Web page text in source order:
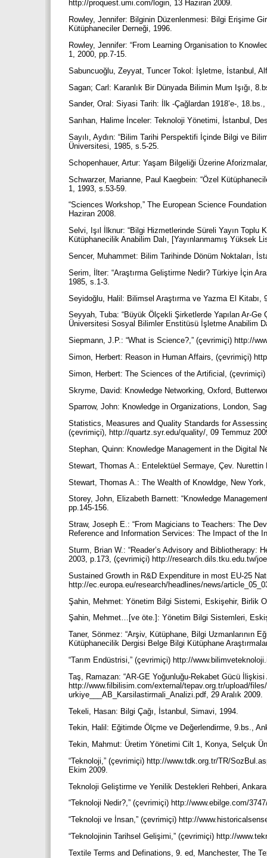
http://proquest.umi.com/login, 13 Haziran 2009.
Rowley, Jennifer: Bilginin Düzenlenmesi: Bilgi Erişime
Kütüphaneciler Derneği, 1996.
Rowley, Jennifer: “From Learning Organisation to
1, 2000, pp.7-15.
Sabuncuoğlu, Zeyyat, Tuncer Tokol: İşletme, İstanbul,
Sagan; Carl: Karanlık Bir Dünyada Bilimin Mum Işığı,
Sander, Oral: Siyasi Tarih: İlk -Çağlardan 1918’e-,
Sarıhan, Halime İnceler: Teknoloji Yönetimi, İstanbul,
Sayılı, Aydın: “Bilim Tarihi Perspektifi İçinde Bilgi ve
Üniversitesi, 1985, s.5-25.
Schopenhauer, Artur: Yaşam Bilgeliği Üzerine
Schwarzer, Marianne, Paul Kaegbein: “Özel
1, 1993, s.53-59.
“Sciences Workshop,” The European Science
Haziran 2008.
Selvi, Işıl İlknur: “Bilgi Hizmetlerinde Süreli Yayın
Kütüphanecilik Anabilim Dalı, [Yayınlanmamış Yüksek
Sencer, Muhammet: Bilim Tarihinde Dönüm Noktaları,
Serim, İlter: “Araştırma Geliştirme Nedir? Türkiye İçin
1985, s.1-3.
Seyidoğlu, Halil: Bilimsel Araştırma ve Yazma El
Seyyah, Tuba: “Büyük Ölçekli Şirketlerde Yapılan Ar-Ge
Üniversitesi Sosyal Bilimler Enstitüsü İşletme Anabilim
Siepmann, J.P.: “What is Science?,” (çevrimiçi) http://
Simon, Herbert: Reason in Human Affairs, (çevrimiçi)
Simon, Herbert: The Sciences of the Artificial,
Skryme, David: Knowledge Networking, Oxford,
Sparrow, John: Knowledge in Organizations, London,
Statistics, Measures and Quality Standards for
(çevrimiçi), http://quartz.syr.edu/quality/, 09 Temmuz
Stephan, Quinn: Knowledge Management in the Digital
Stewart, Thomas A.: Entelektüel Sermaye, Çev.
Stewart, Thomas A.: The Wealth of Knowldge, New
Storey, John, Elizabeth Barnett: “Knowledge
pp.145-156.
Straw, Joseph E.: “From Magicians to Teachers: The
Reference and Information Services: The Impact of the
Sturm, Brian W.: “Reader’s Advisory and Bibliotherapy:
2003, p.173, (çevrimiçi) http://research.dils.tku.edu.tw/
Sustained Growth in R&D Expenditure in most EU-25
http://ec.europa.eu/research/headlines/news/
Şahin, Mehmet: Yönetim Bilgi Sistemi, Eskişehir, Birlik
Şahin, Mehmet…[ve öte.]: Yönetim Bilgi Sistemleri,
Taner, Sönmez: “Arşiv, Kütüphane, Bilgi Uzmanlarının
Kütüphanecilik Dergisi Belge Bilgi Kütüphane
“Tarım Endüstrisi,” (çevrimiçi) http://
Taş, Ramazan: “AR-GE Yoğunluğu-Rekabet Gücü İlişkisi
http://www.filbilisim.com/external/tepav.org.tr/upload/
urkiye___AB_Karsilastirmali_Analizi.pdf, 29 Aralık 2009.
Tekeli, Hasan: Bilgi Çağı, İstanbul, Simavi, 1994.
Tekin, Halil: Eğitimde Ölçme ve Değerlendirme, 9.bs.,
Tekin, Mahmut: Üretim Yönetimi Cilt 1, Konya, Selçuk
“Teknoloji,” (çevrimiçi) http://www.tdk.org.tr/TR/
Ekim 2009.
Teknoloji Geliştirme ve Yenilik Destekleri Rehberi,
“Teknoloji Nedir?,” (çevrimiçi) http://www.ebilge.com/
“Teknoloji ve İnsan,” (çevrimiçi) http://
“Teknolojinin Tarihsel Gelişimi,” (çevrimiçi) http://
Textile Terms and Definations, 9. ed, Manchester, The